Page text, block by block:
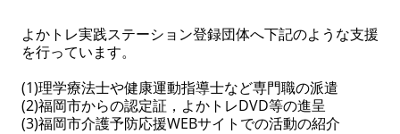
よかトレ実践ステーション登録団体へ下記のような支援
を行っています。
(1)理学療法士や健康運動指導士など専門職の派遣
(2)福岡市からの認定証，よかトレDVD等の進呈
(3)福岡市介護予防応援WEBサイトでの活動の紹介